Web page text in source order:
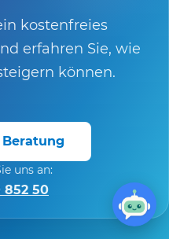
kostenfreies
erfahren Sie, wie
können.
uns an:
852 50